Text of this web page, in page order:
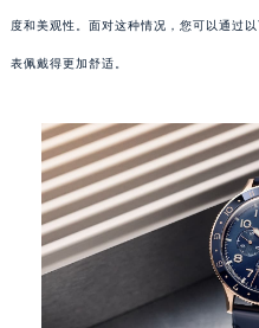
度和美观性。面对这种情况，您可以通过
表佩戴得更加舒适。